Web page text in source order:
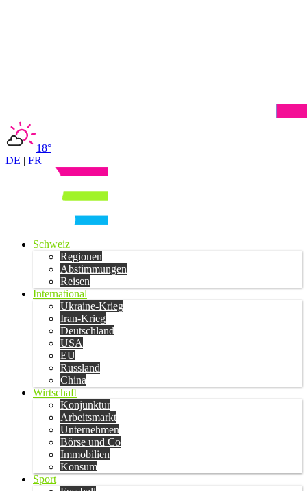
18°
DE | FR
Schweiz
Regionen
Abstimmungen
Reisen
International
Ukraine-Krieg
Iran-Krieg
Deutschland
USA
EU
Russland
China
Wirtschaft
Konjunktur
Arbeitsmarkt
Unternehmen
Börse und Co
Immobilien
Konsum
Sport